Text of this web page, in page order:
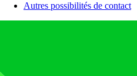
Autres possibilités de contact